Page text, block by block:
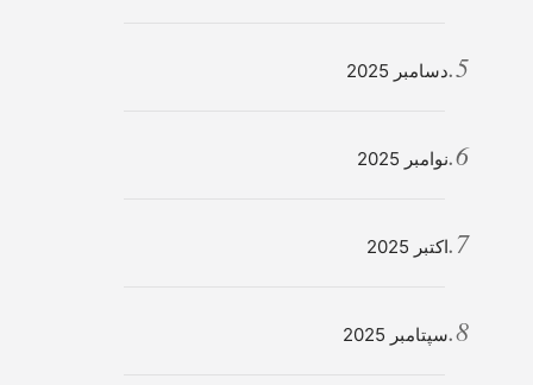
دسامبر 2025
نوامبر 2025
اکتبر 2025
سپتامبر 2025